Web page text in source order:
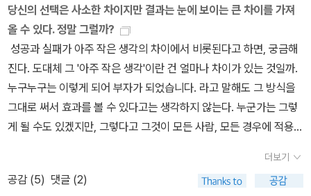
생을 통해 그 질문을 계속하게 되는 책, 이 세권은 추천할만한 책
이다.
당신의 선택은 사소한 차이지만 결과는 눈에 보이는 큰 차이를 가져
올 수 있다. 정말 그럴까?
성공과 실패가 아주 작은 생각의 차이에서 비롯된다고 하면, 궁금해
진다. 도대체 그 '아주 작은 생각'이란 건 얼마나 차이가 있는 것일까.
누구누구는 이렇게 되어 부자가 되었습니다. 라고 말해도 그 방식을
그대로 써서 효과를 볼 수 있다고는 생각하지 않는다. 누군가는 그렇
게 될 수도 있겠지만, 그렇다고 그것이 모든 사람, 모든 경우에 적용된
은 책 처음부터 끝까지, 이렇게 하면 부자됩니다, 라고 말하는 식은 아
닐 것 같다. 그보다는 같은 돈을 가지고도 약간의 차이로 다른 결과를
더보기
공감 (5) 댓글 (2)